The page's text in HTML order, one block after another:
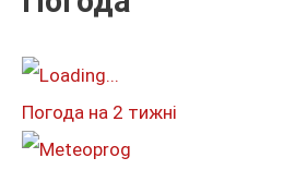
т
:
Погода на 2 тижні